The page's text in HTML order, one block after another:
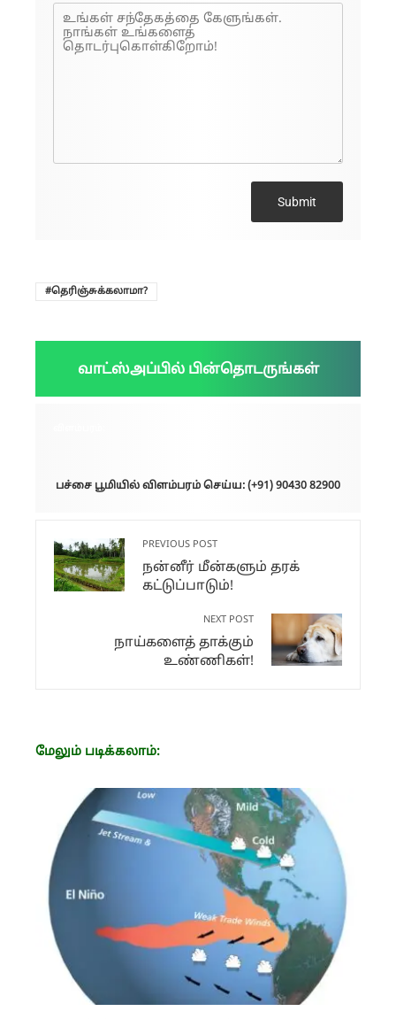
Submit
தெரிஞ்சுக்கலாமா?
வாட்ஸ்அப்பில் பின்தொடருங்கள்
பச்சை பூமியில் விளம்பரம் செய்ய: (+91) 90430 82900
PREVIOUS POST
நன்னீர் மீன்களும் தரக்
கட்டுப்பாடும்!
NEXT POST
நாய்களைத் தாக்கும்
உண்ணிகள்!
மேலும் படிக்கலாம்: